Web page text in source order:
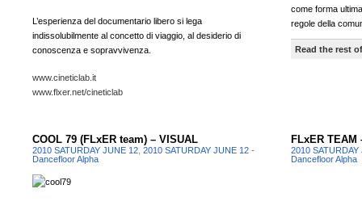
L’esperienza del documentario libero si lega
indissolubilmente al concetto di viaggio, al desiderio di
conoscenza e sopravvivenza.
www.cineticlab.it
www.flxer.net/cineticlab
come forma
regole della
Read the rest
COOL 79 (FLxER team) – VISUAL
2010 SATURDAY JUNE 12 2010 SATURDAY JUNE 12 -
Dancefloor Alpha
FLxER TEAM
2010 SATURDAY
Dancefloor Alpha